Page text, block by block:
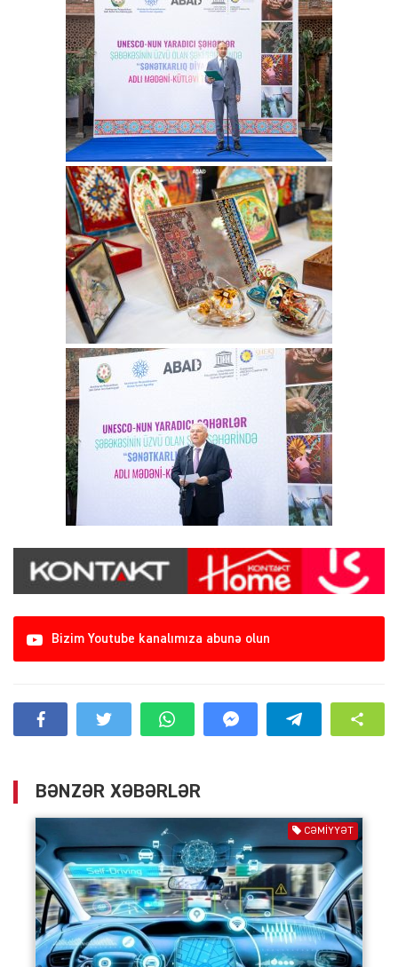
Bizim Youtube kanalımıza abunə olun
BƏNZƏR XƏBƏRLƏR
CƏMIYYƏT